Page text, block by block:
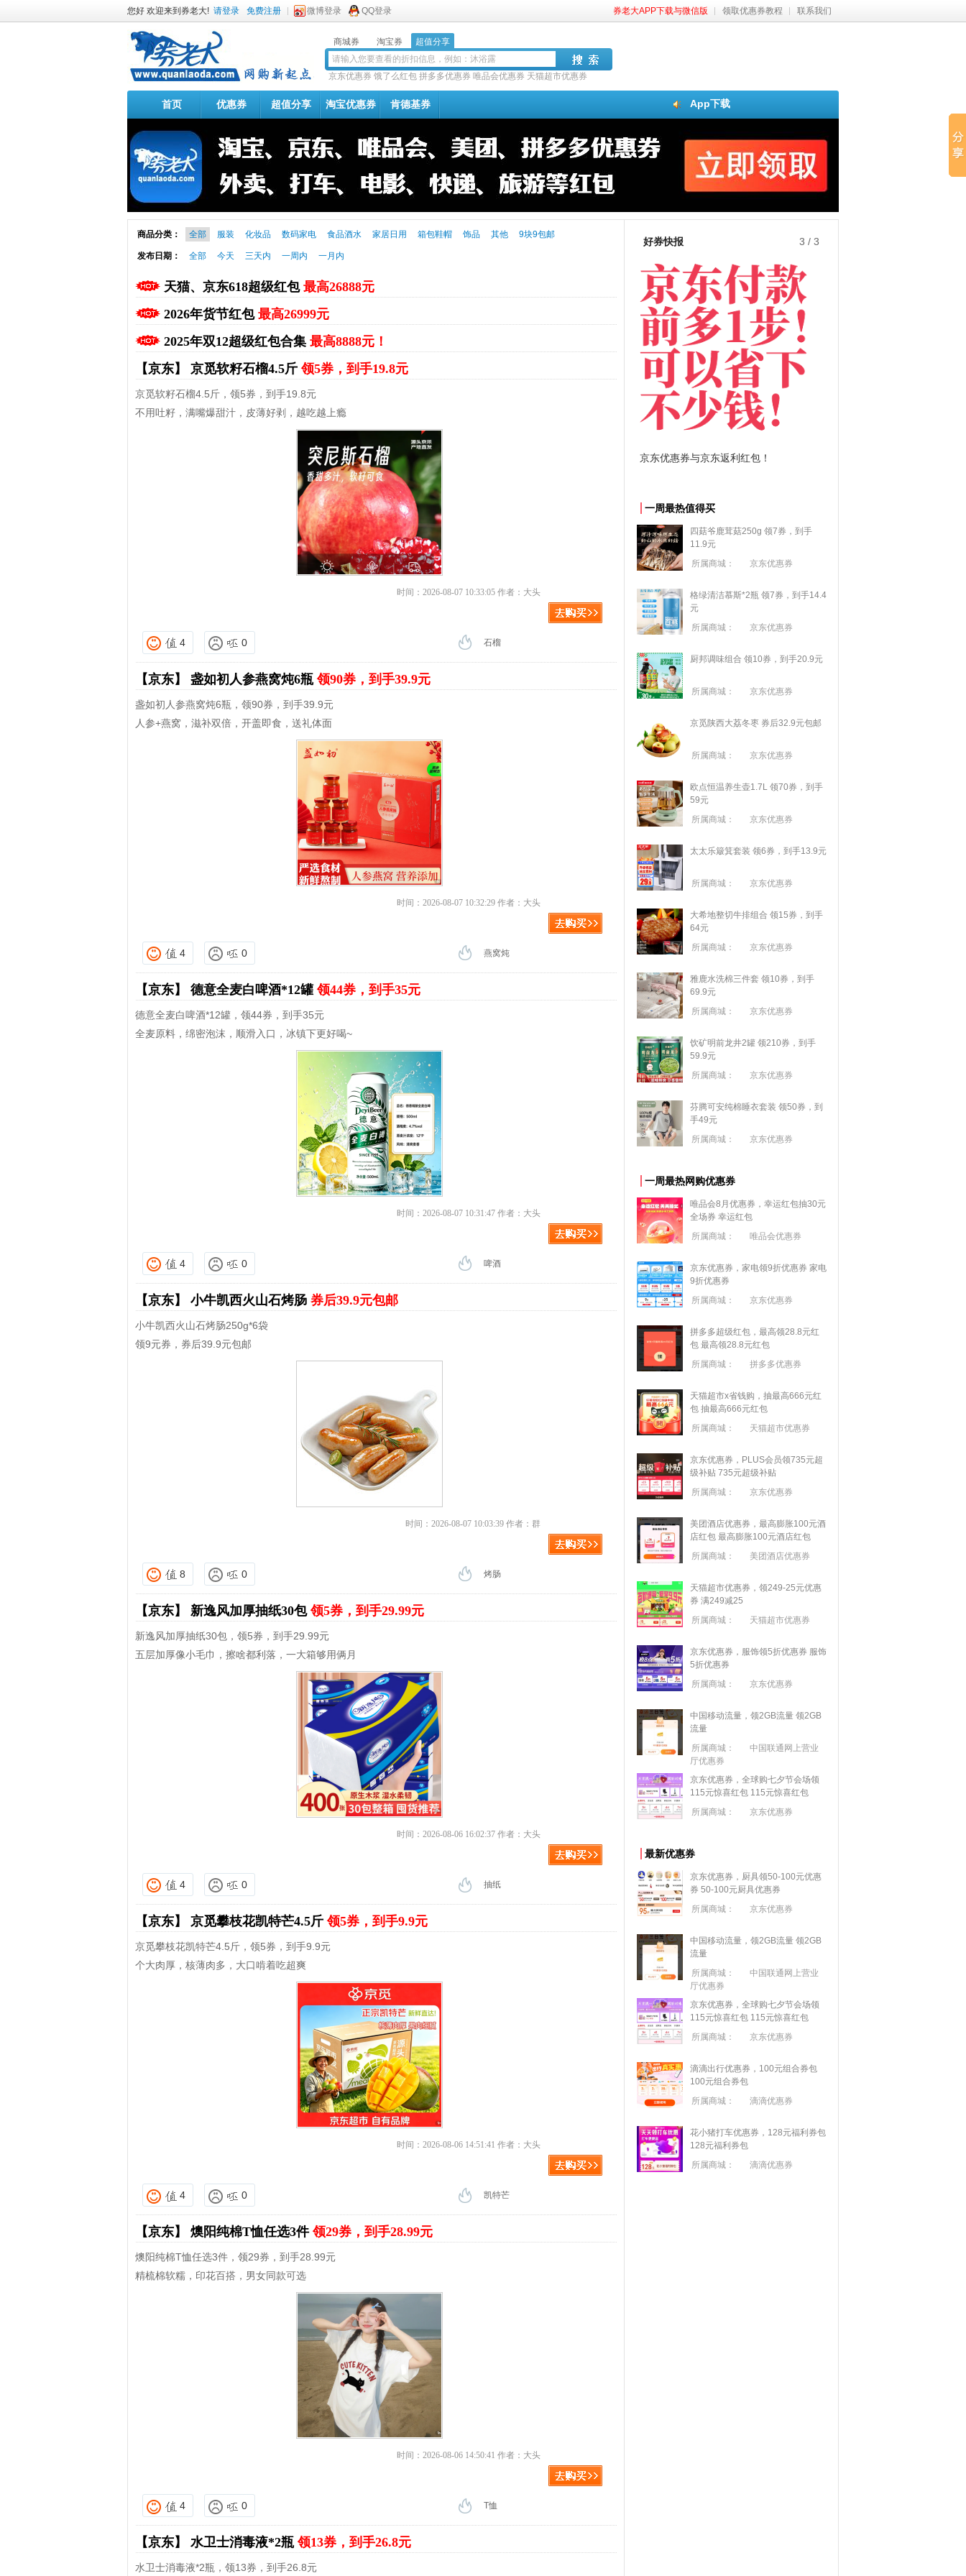
您好 欢迎来到券老大! 请登录 免费注册 微博登录 QQ登录 券老大APP下载与微信版 领取优惠券教程 联系我们
商城券 淘宝券 超值分享
京东优惠券 饿了么红包 拼多多优惠券 唯品会优惠券 天猫超市优惠券
App下载
首页 优惠券 超值分享 淘宝优惠券 肯德基券
商品分类： 全部 服装 化妆品 数码家电 食品酒水 家居日用 箱包鞋帽 饰品 其他 9块9包邮
发布日期： 全部 今天 三天内 一周内 一月内
天猫、京东618超级红包 最高26888元
2026年货节红包 最高26999元
2025年双12超级红包合集 最高8888元！
【京东】 京觅软籽石榴4.5斤领5券，到手19.8元
京觅软籽石榴4.5斤，领5券，到手19.8元
不用吐籽，满嘴爆甜汁，皮薄好剥，越吃越上瘾
时间：2026-08-07 10:33:05 作者：大头
4 0 石榴
【京东】 盏如初人参燕窝炖6瓶领90券，到手39.9元
盏如初人参燕窝炖6瓶，领90券，到手39.9元
人参+燕窝，滋补双倍，开盖即食，送礼体面
时间：2026-08-07 10:32:29 作者：大头
4 0 燕窝炖
【京东】 德意全麦白啤酒*12罐领44券，到手35元
德意全麦白啤酒*12罐，领44券，到手35元
全麦原料，绵密泡沫，顺滑入口，冰镇下更好喝~
时间：2026-08-07 10:31:47 作者：大头
4 0 啤酒
【京东】 小牛凯西火山石烤肠 券后39.9元包邮
小牛凯西火山石烤肠250g*6袋
领9元券，券后39.9元包邮
时间：2026-08-07 10:03:39 作者：群
8 0 烤肠
【京东】 新逸风加厚抽纸30包领5券，到手29.99元
新逸风加厚抽纸30包，领5券，到手29.99元
五层加厚像小毛巾，擦啥都利落，一大箱够用俩月
时间：2026-08-06 16:02:37 作者：大头
4 0 抽纸
【京东】 京觅攀枝花凯特芒4.5斤领5券，到手9.9元
京觅攀枝花凯特芒4.5斤，领5券，到手9.9元
个大肉厚，核薄肉多，大口啃着吃超爽
时间：2026-08-06 14:51:41 作者：大头
4 0 凯特芒
【京东】 燠阳纯棉T恤任选3件领29券，到手28.99元
燠阳纯棉T恤任选3件，领29券，到手28.99元
精梳棉软糯，印花百搭，男女同款可选
时间：2026-08-06 14:50:41 作者：大头
4 0 T恤
【京东】 水卫士消毒液*2瓶领13券，到手26.8元
水卫士消毒液*2瓶，领13券，到手26.8元
好券快报 3 / 3
淘宝优惠券+淘宝返利 京东优惠券与京东返利红包！ 拼多多优惠券+拼多多返利
一周最热值得买
四菇爷鹿茸菇250g 领7券，到手
11.9元
所属商城：
京东优惠券
格绿清洁慕斯*2瓶 领7券，到手14.4
元
所属商城：
京东优惠券
厨邦调味组合 领10券，到手20.9元
所属商城： 京东优惠券
京觅陕西大荔冬枣 券后32.9元包邮
所属商城： 京东优惠券
欧点恒温养生壶1.7L 领70券，到手
59元
所属商城：
京东优惠券
太太乐簸箕套装 领6券，到手13.9元
所属商城： 京东优惠券
大希地整切牛排组合 领15券，到手
64元
所属商城：
京东优惠券
雅鹿水洗棉三件套 领10券，到手
69.9元
所属商城：
京东优惠券
饮矿明前龙井2罐 领210券，到手
59.9元
所属商城：
京东优惠券
芬腾可安纯棉睡衣套装 领50券，到
手49元
所属商城：
京东优惠券
一周最热网购优惠券
唯品会8月优惠券，幸运红包抽30元
全场券 幸运红包
所属商城：
唯品会优惠券
京东优惠券，家电领9折优惠券 家电
9折优惠券
所属商城：
京东优惠券
拼多多超级红包，最高领28.8元红
包 最高领28.8元红包
所属商城：
拼多多优惠券
天猫超市x省钱购，抽最高666元红
包 抽最高666元红包
所属商城：
天猫超市优惠券
京东优惠券，PLUS会员领735元超
级补贴 735元超级补贴
所属商城：
京东优惠券
美团酒店优惠券，最高膨胀100元酒
店红包 最高膨胀100元酒店红包
所属商城：
美团酒店优惠券
天猫超市优惠券，领249-25元优惠
券 满249减25
所属商城：
天猫超市优惠券
京东优惠券，服饰领5折优惠券 服饰
5折优惠券
所属商城：
京东优惠券
中国移动流量，领2GB流量 领2GB
流量
所属商城：
中国联通网上营业
厅优惠券
京东优惠券，全球购七夕节会场领
115元惊喜红包 115元惊喜红包
所属商城：
京东优惠券
最新优惠券
京东优惠券，厨具领50-100元优惠
券 50-100元厨具优惠券
所属商城：
京东优惠券
中国移动流量，领2GB流量 领2GB
流量
所属商城：
中国联通网上营业
厅优惠券
京东优惠券，全球购七夕节会场领
115元惊喜红包 115元惊喜红包
所属商城：
京东优惠券
滴滴出行优惠券，100元组合券包
100元组合券包
所属商城：
滴滴优惠券
花小猪打车优惠券，128元福利券包
128元福利券包
所属商城：
滴滴优惠券